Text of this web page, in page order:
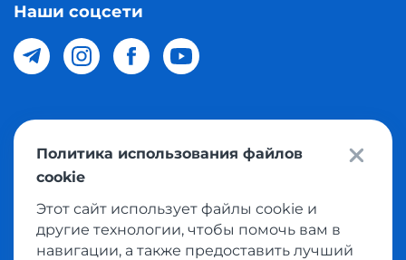
Наши соцсети
© 2026 Meest Shopping доставка покупок с интернет
магазинов мира в Узбекистан. Все права защищены
Политика конфиденциальности
Политика использования файлов
cookie
Этот сайт использует файлы cookie и
другие технологии, чтобы помочь вам в
навигации, а также предоставить лучший